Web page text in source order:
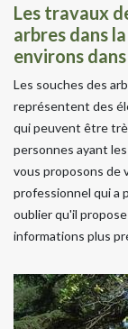
Les travaux
arbres dans
environs
Les souches des
représentent des
qui peuvent être
personnes ayant
vous proposons de
professionnel qui a
oublier qu'il
informations plus